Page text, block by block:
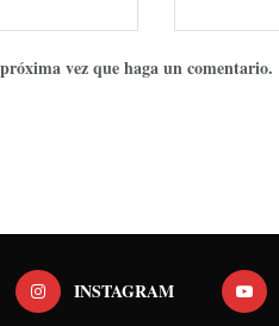
vez que haga un comentario.
INSTAGRAM